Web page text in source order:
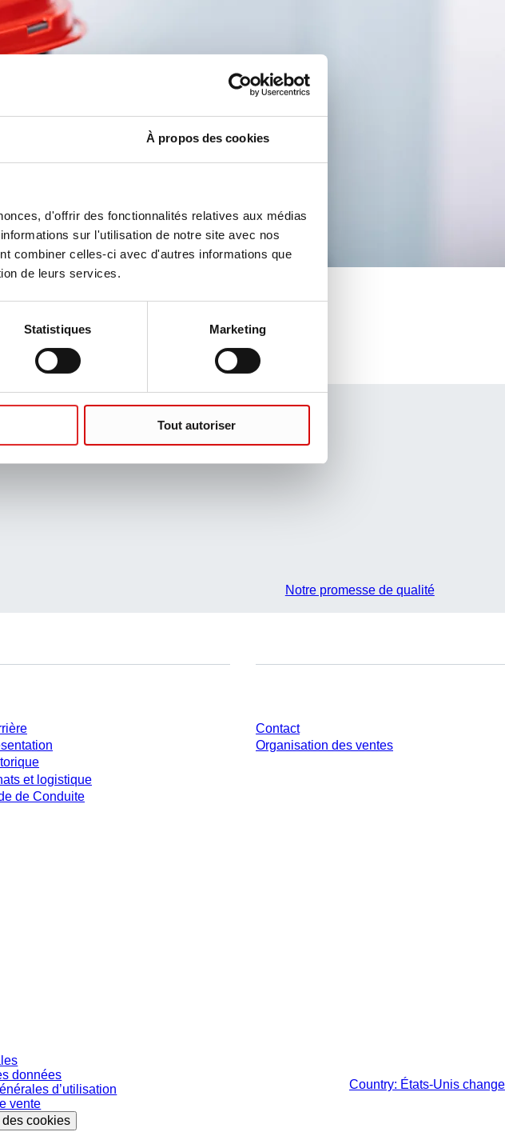
À propos des cookies
d'offrir des fonctionnalités relatives aux médias
sur l'utilisation de notre site avec nos
combiner celles-ci avec d'autres informations que
de leurs services.
Statistiques Marketing
Tout autoriser
Notre promesse de qualité
et logistique
de Conduite
Contact
Organisation des ventes
données
d’utilisation
vente
des cookies
Country: États-Unis change